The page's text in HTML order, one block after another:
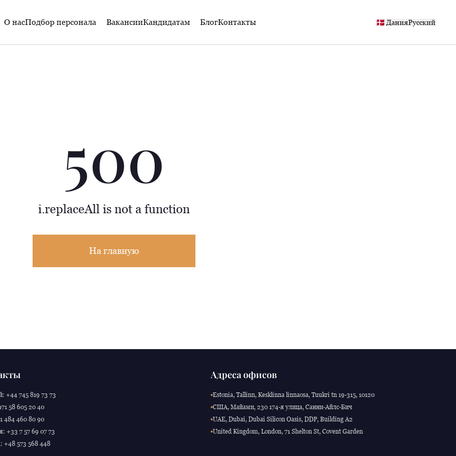
О насПодбор персонала ВакансииКандидатам БлогКонтакты 🇩🇰 ДанияРусский
500
i.replaceAll is not a function
На главную
+44 745 819 73 73
58 605 20 40
484 460 80 90
+33 7 57 69 07 73
+48 573 568 448
Адреса офисов
Estonia, Tallinn, Kesklinna linnaosa, Tuukri tn 19-315, 10120
США, Майами, 230 174-я улица, Санни-Айлс-Бич
UAE, Dubai, Dubai Silicon Oasis, DDP, Building A2
United Kingdom, London, 71 Shelton St, Covent Garden